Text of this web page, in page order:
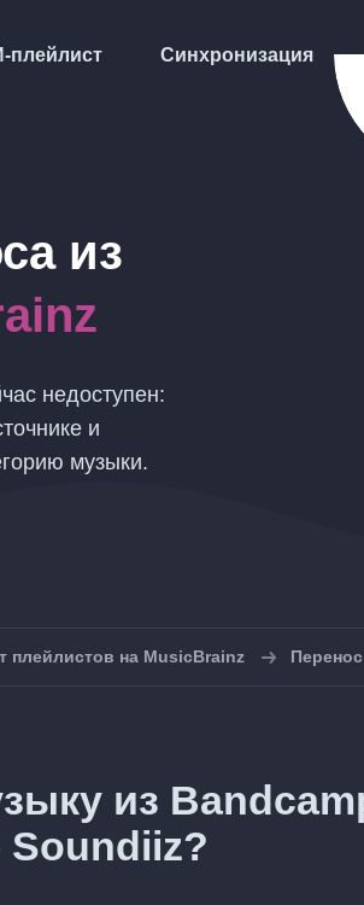
плейлист Синхронизация
из
недоступен:
и
музыки.
плейлистов на MusicBrainz
из